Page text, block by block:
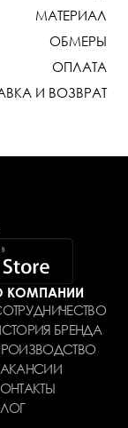
МАТЕРИАЛ
ОБМЕРЫ
ОПЛАТА
И ВОЗВРАТ
КОМПАНИИ
БРЕНДА